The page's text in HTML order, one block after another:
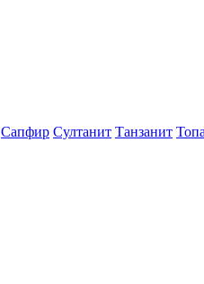
Сапфир Султанит Танзанит